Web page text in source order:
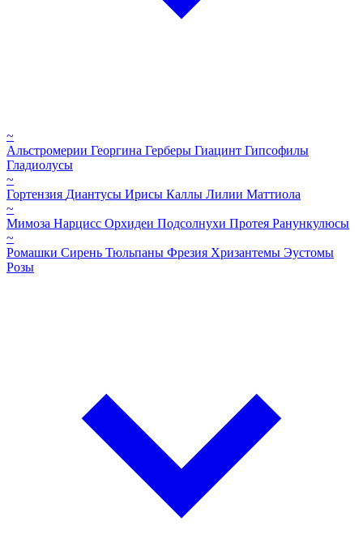
~
Альстромерии Георгина Герберы Гиацинт Гипсофилы
Гладиолусы
~
Гортензия Диантусы Ирисы Каллы Лилии Маттиола
~
Мимоза Нарцисс Орхидеи Подсолнухи Протея Ранункулюсы
~
Ромашки Сирень Тюльпаны Фрезия Хризантемы Эустомы
Розы